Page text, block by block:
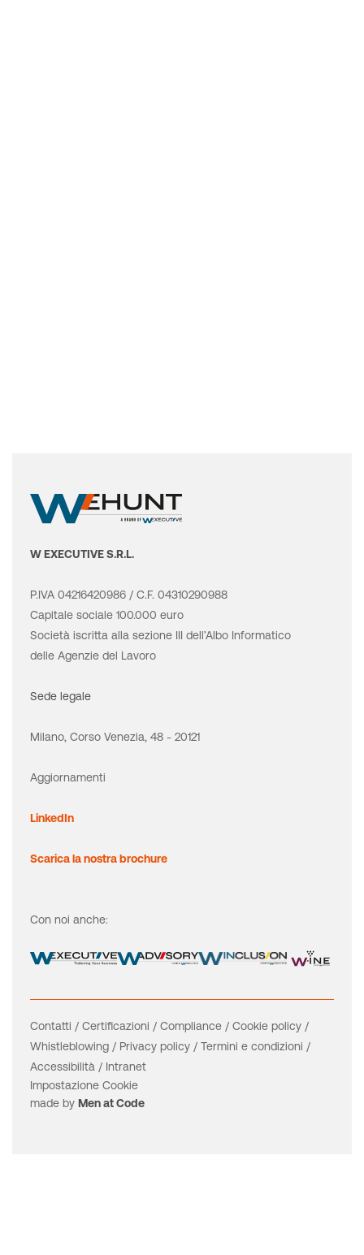
W EXECUTIVE S.R.L.
P.IVA 04216420986 / C.F. 04310290988
Capitale sociale 100.000 euro
Società iscritta alla sezione III dell’Albo Informatico
delle Agenzie del Lavoro
Sede legale
Milano, Corso Venezia, 48 - 20121
Aggiornamenti
LinkedIn
Scarica la nostra brochure
Con noi anche:
Contatti /Certificazioni /Compliance /Cookie policy /
Whistleblowing / Privacy policy /Termini e condizioni /
Accessibilità / Intranet
Impostazione Cookie
made byMen at Code